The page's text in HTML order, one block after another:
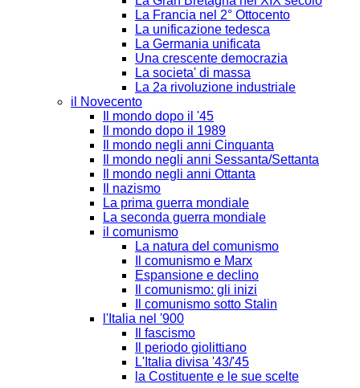
La Francia nel 2° Ottocento
La unificazione tedesca
La Germania unificata
Una crescente democrazia
La societa' di massa
La 2a rivoluzione industriale
il Novecento
Il mondo dopo il '45
Il mondo dopo il 1989
Il mondo negli anni Cinquanta
Il mondo negli anni Sessanta/Settanta
Il mondo negli anni Ottanta
Il nazismo
La prima guerra mondiale
La seconda guerra mondiale
il comunismo
La natura del comunismo
Il comunismo e Marx
Espansione e declino
Il comunismo: gli inizi
Il comunismo sotto Stalin
l'Italia nel '900
Il fascismo
Il periodo giolittiano
L'Italia divisa '43/'45
la Costituente e le sue scelte